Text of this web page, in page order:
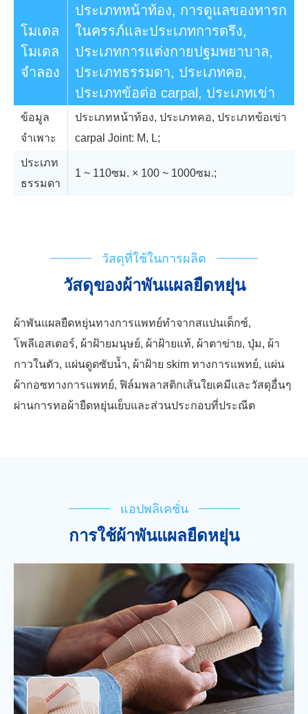
โมเดล
โมเดล
จำลอง
ประเภทหน้าท้อง, การดูแลของทารก
ในครรภ์และประเภทการตรึง,
ประเภทการแต่งกายปฐมพยาบาล,
ประเภทธรรมดา, ประเภทคอ,
ประเภทข้อต่อ carpal, ประเภทเข่า
ข้อมูล
จำเพาะ
ประเภทหน้าท้อง, ประเภทคอ, ประเภทข้อเข่า
carpal Joint: M, L;
ประเภท
ธรรมดา
1 ~ 110ซม. × 100 ~ 1000ซม.;
วัสดุที่ใช้ในการผลิต
วัสดุของผ้าพันแผลยืดหยุ่น
ผ้าพันแผลยืดหยุ่นทางการแพทย์ทำจากสแปนเด็กซ์,
โพลีเอสเตอร์, ผ้าฝ้ายมนุษย์, ผ้าฝ้ายแท้, ผ้าตาข่าย, ปุ่ม, ผ้า
กาวในตัว, แผ่นดูดซับน้ำ, ผ้าฝ้าย skim ทางการแพทย์, แผ่น
ผ้ากอซทางการแพทย์, ฟิล์มพลาสติกเส้นใยเคมีและวัสดุอื่นๆ
ผ่านการทอผ้ายืดหยุ่นเย็บและส่วนประกอบที่ประณีต
แอปพลิเคชั่น
การใช้ผ้าพันแผลยืดหยุ่น